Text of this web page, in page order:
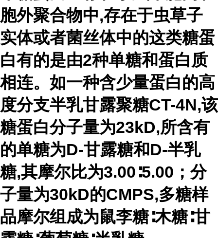
胞外聚合物中,存在于虫草子
实体或者菌丝体中的这类糖蛋
白有的是由2种单糖和蛋白质
相连。如一种含少量蛋白的高
度分支半乳甘露聚糖CT-4N,该
糖蛋白分子量为23kD,所含有
的单糖为D-甘露糖和D-半乳
糖,其摩尔比为3.00∶5.00；分
子量为30kD的CMPS,多糖样
品摩尔组成为鼠李糖∶木糖∶甘